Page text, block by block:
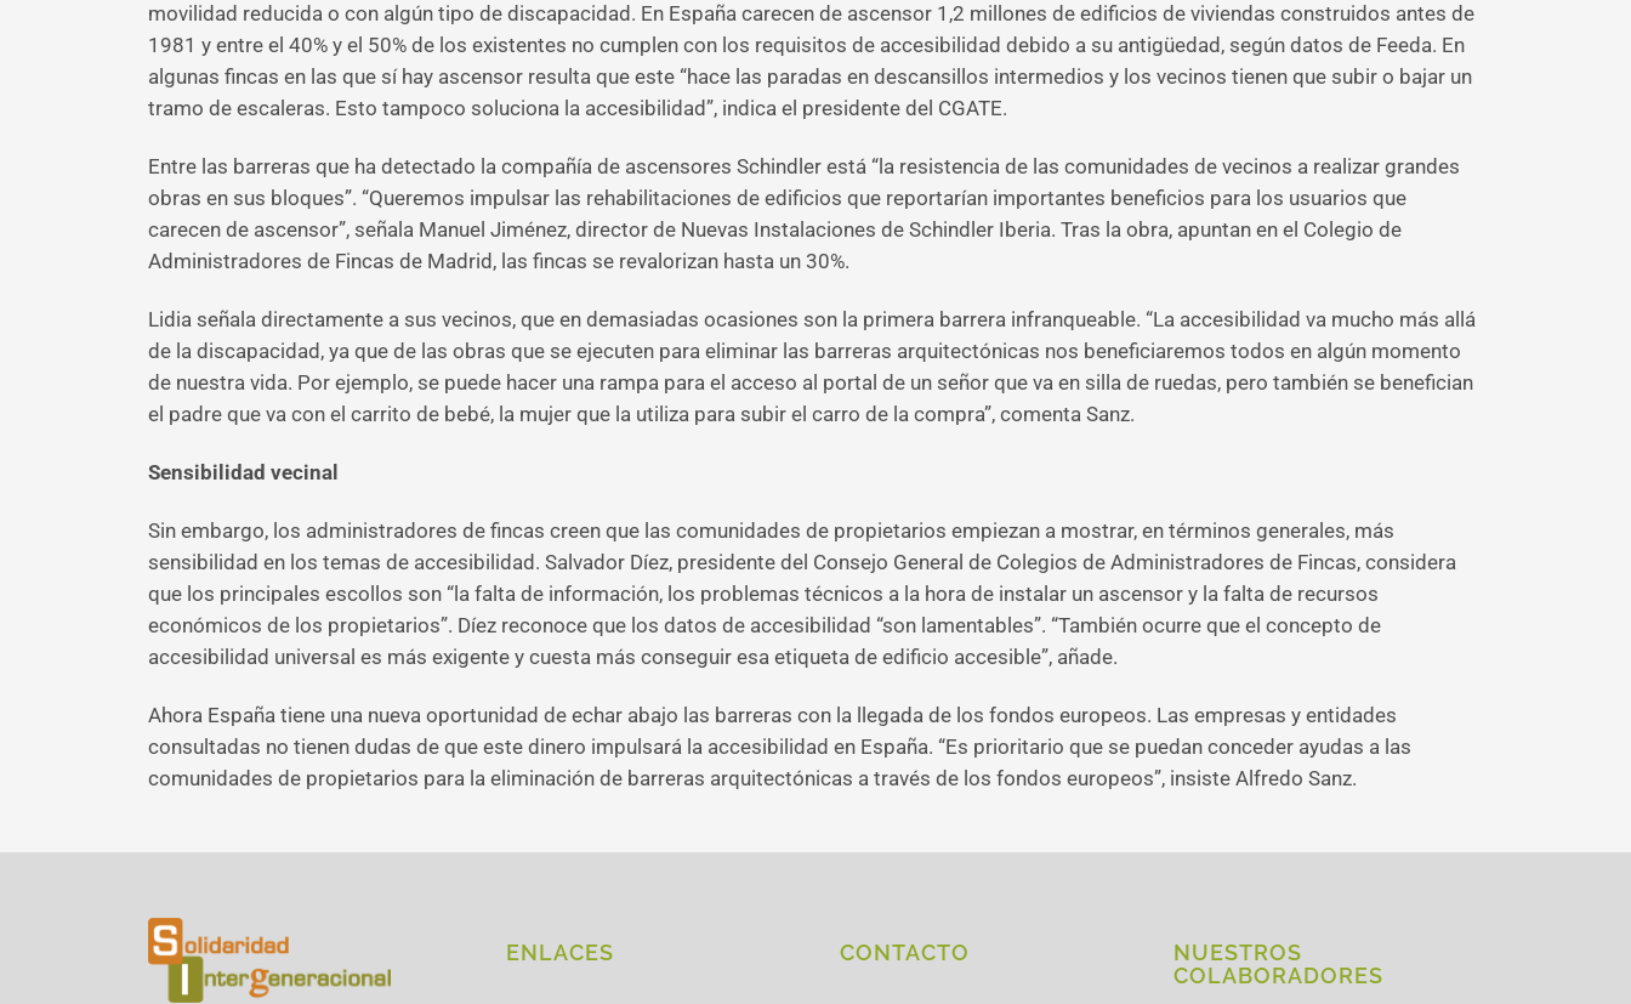
movilidad reducida o con algún tipo de discapacidad. En España carecen de ascensor 1,2 millones de edificios de viviendas construidos antes de
1981 y entre el 40% y el 50% de los existentes no cumplen con los requisitos de accesibilidad debido a su antigüedad, según datos de ­Feeda. En
algunas fincas en las que sí hay ascensor resulta que este “hace las paradas en descansillos intermedios y los vecinos tienen que subir o bajar un
tramo de escaleras. Esto tampoco soluciona la accesibilidad”, indica el presidente del CGATE.
Entre las barreras que ha detectado la compañía de ascensores Schindler está “la resistencia de las comunidades de vecinos a realizar grandes
obras en sus bloques”. “Queremos impulsar las rehabilitaciones de edificios que reportarían importantes beneficios para los usuarios que
carecen de ascensor”, señala Manuel Jiménez, director de Nuevas Instalaciones de Schindler Iberia. Tras la obra, apuntan en el Colegio de
Administradores de Fincas de Madrid, las fincas se revalorizan hasta un 30%.
Lidia señala directamente a sus vecinos, que en demasiadas ocasiones son la primera barrera infranqueable. “La accesibilidad va mucho más allá
de la discapacidad, ya que de las obras que se ejecuten para eliminar las barreras arquitectónicas nos beneficiaremos todos en algún momento
de nuestra vida. Por ejemplo, se puede hacer una rampa para el acceso al portal de un señor que va en silla de ruedas, pero también se benefician
el padre que va con el carrito de bebé, la mujer que la utiliza para subir el carro de la compra”, comenta Sanz.
Sensibilidad vecinal
Sin embargo, los administradores de fincas creen que las comunidades de propietarios empiezan a mostrar, en términos generales, más
sensibilidad en los temas de accesibilidad. Salvador Díez, presidente del Consejo General de Colegios de Administradores de Fincas, considera
que los principales escollos son “la falta de información, los problemas técnicos a la hora de instalar un ascensor y la falta de recursos
económicos de los propietarios”. Díez reconoce que los datos de accesibilidad “son lamentables”. “También ocurre que el concepto de
accesibilidad universal es más exigente y cuesta más conseguir esa etiqueta de edificio accesible”, añade.
Ahora España tiene una nueva oportunidad de echar abajo las barreras con la llegada de los fondos europeos. Las empresas y entidades
consultadas no tienen dudas de que este dinero impulsará la accesibilidad en España. “Es prioritario que se puedan conceder ayudas a las
comunidades de propietarios para la eliminación de barreras arquitectónicas a través de los fondos europeos”, insiste Alfredo Sanz.
ENLACES CONTACTO
NUESTROS
COLABORADORES